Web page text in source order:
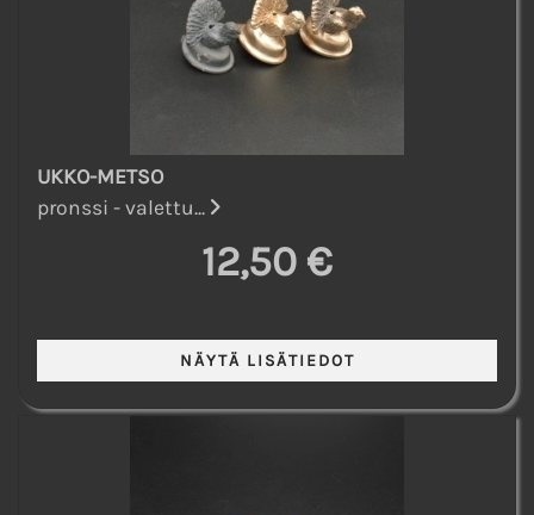
UKKO-METSO
pronssi - valettu...
12,50 €